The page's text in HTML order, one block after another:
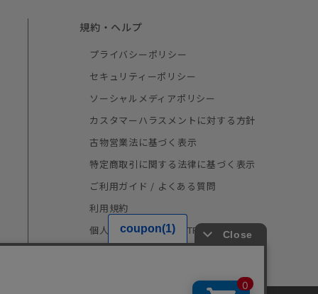
規約・ヘルプ
プライバシーポリシー
セキュリティーポリシー
ソーシャルメディアポリシー
カスタマーハラスメントに対する方針
古物営業法に基づく表示
特定商取引に関する法律に基づく表示
ご利用ガイド / よくある質問
利用規約
個人情報の取り扱い（TRUSTe）